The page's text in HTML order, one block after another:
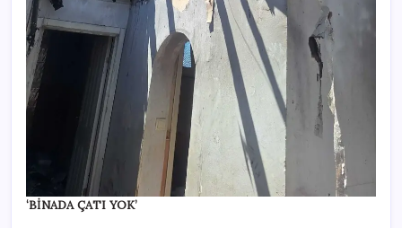
‘BİNADA ÇATI YOK’